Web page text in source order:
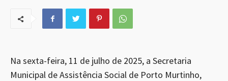
Na sexta-feira, 11 de julho de 2025, a Secretaria
Municipal de Assistência Social de Porto Murtinho,